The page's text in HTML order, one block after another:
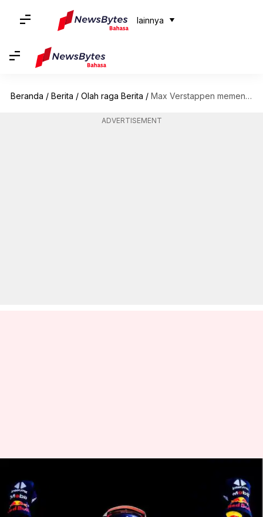
lainnya
Beranda / Berita / Olah raga Berita / Max Verstappen memenangkan balapan F1 ke-14-nya musim ini: Statistik
ADVERTISEMENT
Max Verstappen memenangkan
balapan F1 ke-14-nya musim ini:
Statistik